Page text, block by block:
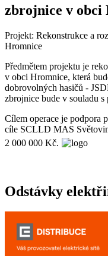
zbrojnice v obci
Projekt: Rekonstrukce a
Hromnice
Předmětem projektu je
v obci Hromnice, která
dobrovolných hasičů -
zbrojnice bude v souladu
Cílem operace je podpora
cíle SCLLD MAS
2 000 000 Kč.
Odstávky